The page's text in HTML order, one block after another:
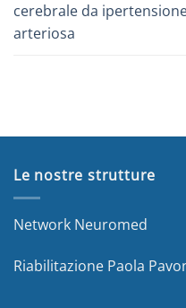
cerebrale da
arteriosa
Le nostre strutture
Network Neuromed
Riabilitazione Paola